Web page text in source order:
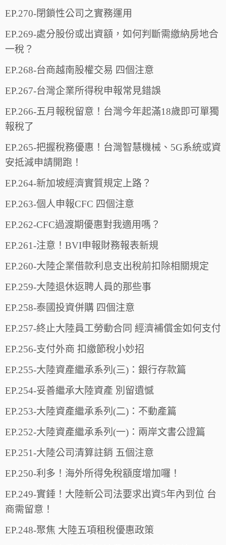
EP.270-閉鎖性公司之實務運用
EP.269-處分股份或出資額，如何判斷需繳納房地合
一稅？
EP.268-台商越南股權交易 四個注意
EP.267-台灣企業所得稅申報常見錯誤
EP.266-五月報稅留意！台灣今年起滿18歲即可單獨
報稅了
EP.265-把握稅務優惠！台灣智慧機械、5G系統或資
安抵減申請開跑！
EP.264-新加坡經濟實質規定上路？
EP.263-個人申報CFC 四個注意
EP.262-CFC過渡期優惠對我適用嗎？
EP.261-注意！BVI申報財務報表新規
EP.260-大陸企業借款利息支出稅前扣除相關規定
EP.259-大陸退休返聘人員的那些事
EP.258-泰國投資併購 四個注意
EP.257-終止大陸員工勞動合同 經濟補償金如何支付
EP.256-支付外商 扣繳節稅小妙招
EP.255-大陸資產繼承系列(三)：銀行存款篇
EP.254-妥善繼承大陸資產 別留遺憾
EP.253-大陸資產繼承系列(二)：不動產篇
EP.252-大陸資產繼承系列(一)：兩岸文書公證篇
EP.251-大陸公司清算註銷 五個注意
EP.250-利多！海外所得免稅額度增加囉！
EP.249-實錘！大陸新公司法要求出資5年內到位 台
商需留意！
EP.248-聚焦 大陸五項租稅優惠政策